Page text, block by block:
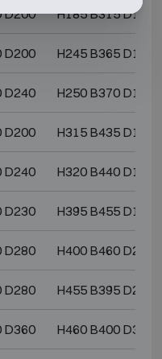
D200 H185 B315 D150
D200 H245 B365 D150
D240 H250 B370 D190
D200 H315 B435 D150
D240 H320 B440 D190
D230 H395 B455 D180
D280 H400 B460 D230
D280 H455 B395 D230
D360 H460 B400 D310